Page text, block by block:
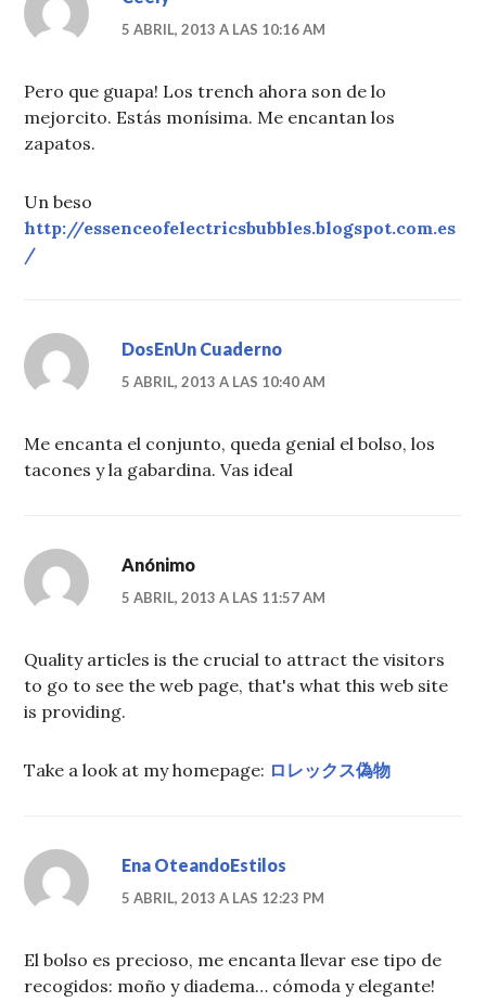
5 ABRIL, 2013 A LAS 10:16 AM
Pero que guapa! Los trench ahora son de lo
mejorcito. Estás monísima. Me encantan los
zapatos.
Un beso
http://essenceofelectricsbubbles.blogspot.com.es
/
DosEnUn Cuaderno
5 ABRIL, 2013 A LAS 10:40 AM
Me encanta el conjunto, queda genial el bolso, los
tacones y la gabardina. Vas ideal
Anónimo
5 ABRIL, 2013 A LAS 11:57 AM
Quality articles is the crucial to attract the visitors
to go to see the web page, that's what this web site
is providing.
Take a look at my homepage: ロレックス偽物
Ena OteandoEstilos
5 ABRIL, 2013 A LAS 12:23 PM
El bolso es precioso, me encanta llevar ese tipo de
recogidos: moño y diadema… cómoda y elegante!